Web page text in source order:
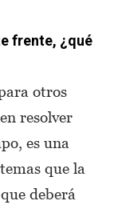
frente, ¿qué
otros
resolver
es una
que la
deberá